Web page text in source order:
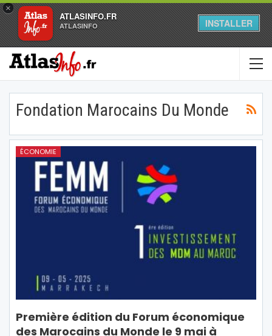
×
ATLASINFO.FR
ATLASINFO INSTALLER
Fondation Marocains Du Monde
ÉCONOMIE
Première édition du Forum économique
des Marocains du Monde le 9 mai à